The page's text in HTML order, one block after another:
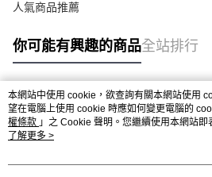
人氣商品推薦
你可能有興趣的商品全站排行
熱門標籤
本網站中使用 cookie，欲查詢有關本網站使用
望在電腦上使用 cookie 時應如何變更電腦的
權條款 」之 Cookie 聲明。您繼續使用本網站
用條款之 Cookie 聲明使用 cookie。
了解更多 >